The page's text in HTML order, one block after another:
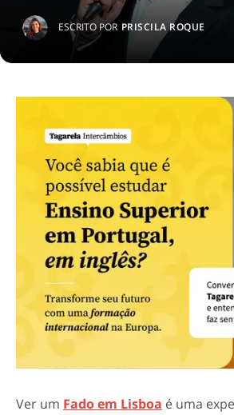
ESCRITO POR PRISCILA ROQUE
Ver um Fado em Lisboa é uma